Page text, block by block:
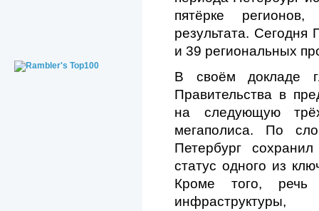
пятёрке регионов,
результата. Сегодня
и 39 региональных
В своём докладе
Правительства в
на следующую
мегаполиса. По
Петербург
статус одного из
Кроме того, речь
инфраструктуры,